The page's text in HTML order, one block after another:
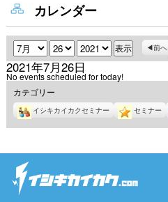
カレンダー
月 日 年 前へ
2021年7月26日
No events scheduled for today!
カテゴリー
イシキカイカクセミナー セミナー